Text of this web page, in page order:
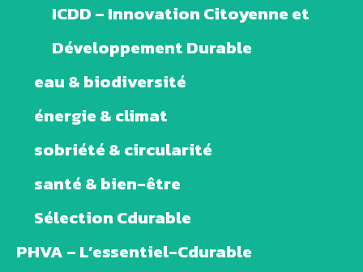
ICDD – Innovation Citoyenne et
Développement Durable
eau & biodiversité
énergie & climat
sobriété & circularité
santé & bien-être
Sélection Cdurable
PHVA – L’essentiel-Cdurable